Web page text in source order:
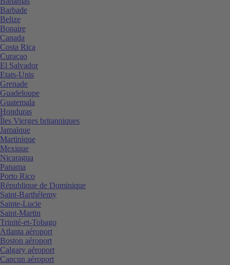
Barbade
Belize
Bonaire
Canada
Costa Rica
Curaçao
El Salvador
Etats-Unis
Grenade
Guadeloupe
Guatemala
Honduras
Îles Vierges britanniques
Jamaïque
Martinique
Mexique
Nicaragua
Panama
Porto Rico
République de Dominique
Saint-Barthélemy
Sainte-Lucie
Saint-Martin
Trinité-et-Tobago
Atlanta aéroport
Boston aéroport
Calgary aéroport
Cancun aéroport